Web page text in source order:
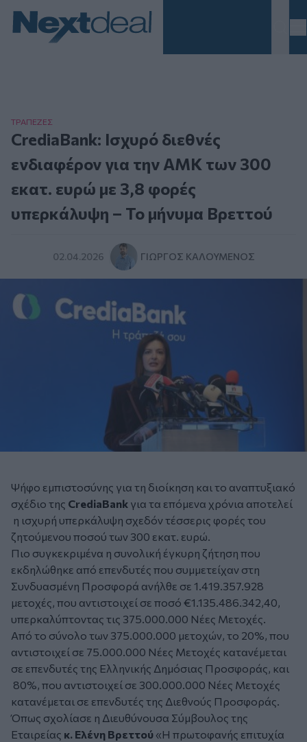
ΤΡAΠΕΖΕΣ
CrediaBank: Ισχυρό διεθνές
ενδιαφέρον για την ΑΜΚ των 300
εκατ. ευρώ με 3,8 φορές
υπερκάλυψη – Το μήνυμα Βρεττού
02.04.2026 ΓΙΏΡΓΟΣ ΚΑΛΟΎΜΕΝΟΣ
Ψήφο εμπιστοσύνης για τη διοίκηση και το αναπτυξιακό
σχέδιο της CrediaBank για τα επόμενα χρόνια αποτελεί
η ισχυρή υπερκάλυψη σχεδόν τέσσερις φορές του
ζητούμενου ποσού των 300 εκατ. ευρώ.
Πιο συγκεκριμένα η συνολική έγκυρη ζήτηση που
εκδηλώθηκε από επενδυτές που συμμετείχαν στη
Συνδυασμένη Προσφορά ανήλθε σε 1.419.357.928
μετοχές, που αντιστοιχεί σε ποσό €1.135.486.342,40,
υπερκαλύπτοντας τις 375.000.000 Νέες Μετοχές.
Από το σύνολο των 375.000.000 μετοχών, το 20%, που
αντιστοιχεί σε 75.000.000 Νέες Μετοχές κατανέμεται
σε επενδυτές της Ελληνικής Δημόσιας Προσφοράς, και
80%, που αντιστοιχεί σε 300.000.000 Νέες Μετοχές
κατανέμεται σε επενδυτές της Διεθνούς Προσφοράς.
Όπως σχολίασε η Διευθύνουσα Σύμβουλος της
Εταιρείας κ. Ελένη Βρεττού «Η πρωτοφανής επιτυχία